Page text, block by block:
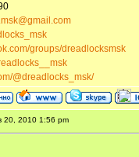
groups/dreadlocksmsk
@dreadlocks_msk/
20, 2010 1:56 pm